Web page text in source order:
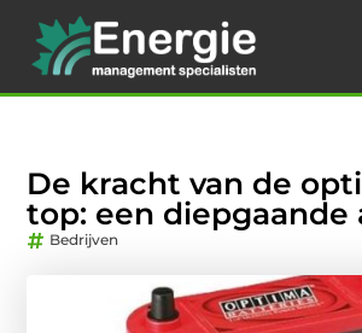
De kracht van de
top: een diepgaande
Bedrijven